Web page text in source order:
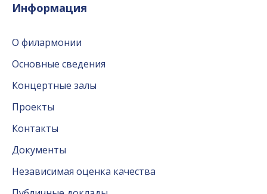
Информация
О филармонии
Основные сведения
Концертные залы
Проекты
Контакты
Документы
Независимая оценка качества